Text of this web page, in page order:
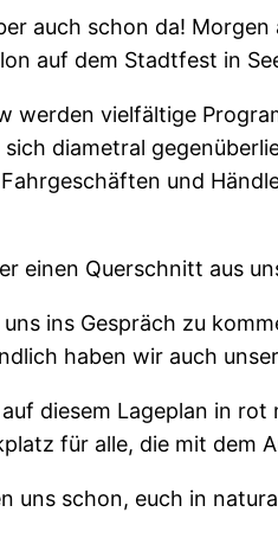
auch schon da!
auf dem Stadtfest in
werden vielfältige
diametral
und
einen Querschnitt aus
ins Gespräch zu
haben wir auch
diesem Lageplan in
für alle, die mit dem
uns schon, euch in